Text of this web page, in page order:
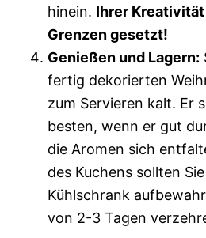
hinein. Ihrer
Grenzen gesetzt!
Genießen und Lagern:
fertig dekorierten
zum Servieren kalt. Er
besten, wenn er gut
die Aromen sich
des Kuchens sollten
Kühlschrank
von 2-3 Tagen